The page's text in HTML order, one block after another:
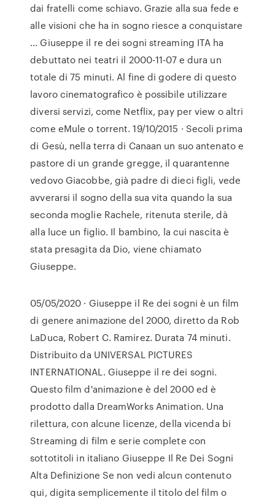
dai fratelli come schiavo. Grazie alla sua fede e
alle visioni che ha in sogno riesce a conquistare
… Giuseppe il re dei sogni streaming ITA ha
debuttato nei teatri il 2000-11-07 e dura un
totale di 75 minuti. Al fine di godere di questo
lavoro cinematografico è possibile utilizzare
diversi servizi, come Netflix, pay per view o altri
come eMule o torrent. 19/10/2015 · Secoli prima
di Gesù, nella terra di Canaan un suo antenato e
pastore di un grande gregge, il quarantenne
vedovo Giacobbe, già padre di dieci figli, vede
avverarsi il sogno della sua vita quando la sua
seconda moglie Rachele, ritenuta sterile, dà
alla luce un figlio. Il bambino, la cui nascita è
stata presagita da Dio, viene chiamato
Giuseppe.
05/05/2020 · Giuseppe il Re dei sogni è un film
di genere animazione del 2000, diretto da Rob
LaDuca, Robert C. Ramirez. Durata 74 minuti.
Distribuito da UNIVERSAL PICTURES
INTERNATIONAL. Giuseppe il re dei sogni.
Questo film d'animazione è del 2000 ed è
prodotto dalla DreamWorks Animation. Una
rilettura, con alcune licenze, della vicenda bi
Streaming di film e serie complete con
sottotitoli in italiano Giuseppe Il Re Dei Sogni
Alta Definizione Se non vedi alcun contenuto
qui, digita semplicemente il titolo del film o